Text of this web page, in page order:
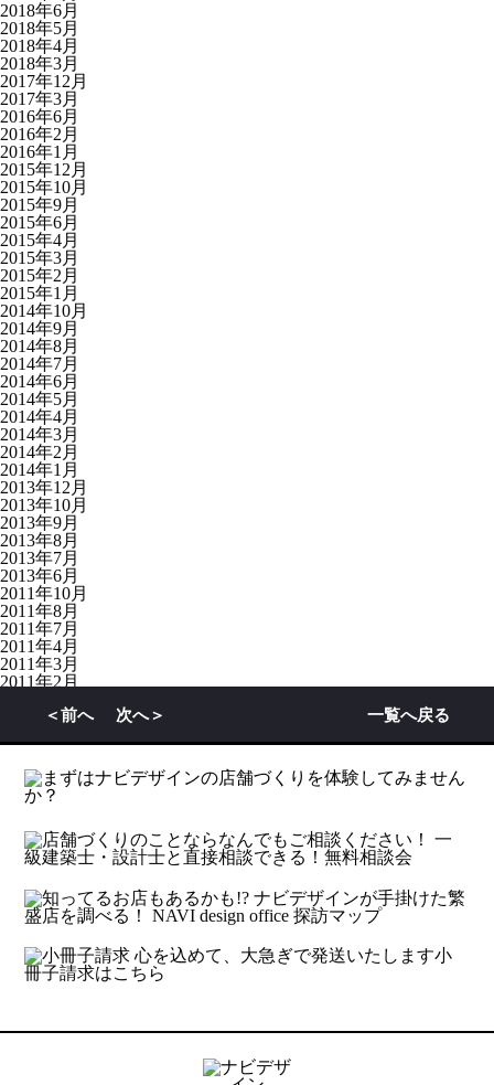
2018年6月
2018年5月
2018年4月
2018年3月
2017年12月
2017年3月
2016年6月
2016年2月
2016年1月
2015年12月
2015年10月
2015年9月
2015年6月
2015年4月
2015年3月
2015年2月
2015年1月
2014年10月
2014年9月
2014年8月
2014年7月
2014年6月
2014年5月
2014年4月
2014年3月
2014年2月
2014年1月
2013年12月
2013年10月
2013年9月
2013年8月
2013年7月
2013年6月
2011年10月
2011年8月
2011年7月
2011年4月
2011年3月
2011年2月
＜前へ 次へ＞ 一覧へ戻る